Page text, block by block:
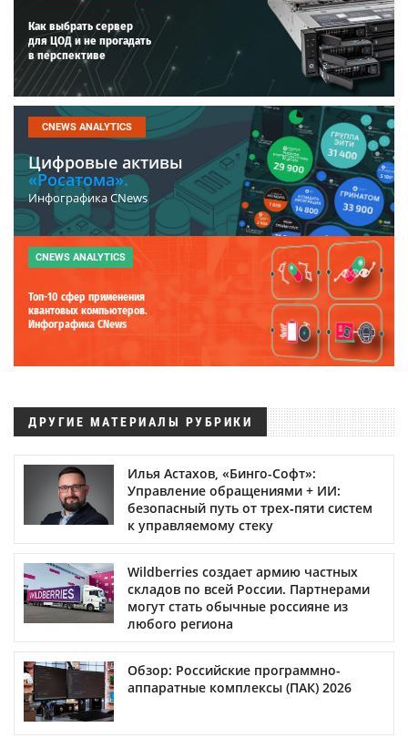
Как выбрать сервер
для ЦОД и не прогадать
в перспективе
CNEWS ANALYTICS
Цифровые активы
«Росатома».
Инфографика CNews
CNEWS ANALYTICS
Топ-10 сфер применения
квантовых компьютеров.
Инфографика CNews
ДРУГИЕ МАТЕРИАЛЫ РУБРИКИ
Илья Астахов, «Бинго-Софт»:
Управление обращениями + ИИ:
безопасный путь от трех‑пяти систем
к управляемому стеку
Wildberries создает армию частных
складов по всей России. Партнерами
могут стать обычные россияне из
любого региона
Обзор: Российские программно-
аппаратные комплексы (ПАК) 2026